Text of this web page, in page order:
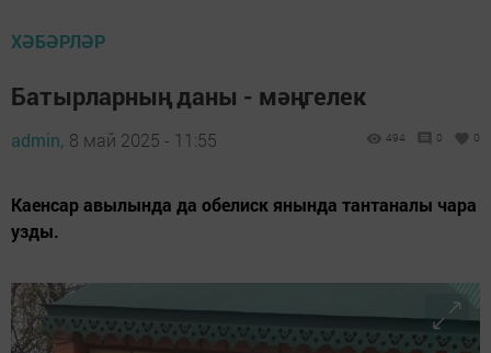
ХӘБӘРЛӘР
Батырларның даны - мәңгелек
admin, 8 май 2025 - 11:55 494 0 0
Каенсар авылында да обелиск янында тантаналы чара
узды.